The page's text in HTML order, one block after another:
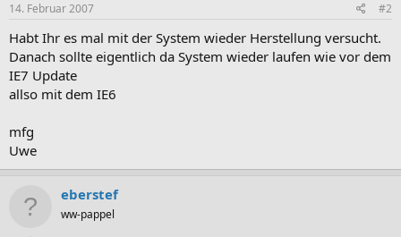
14. Februar 2007 #2
Habt Ihr es mal mit der System wieder Herstellung versucht.
Danach sollte eigentlich da System wieder laufen wie vor dem
IE7 Update
allso mit dem IE6
mfg
Uwe
eberstef
ww-pappel